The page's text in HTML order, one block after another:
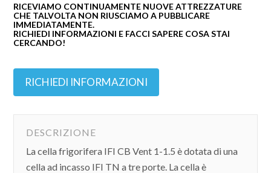
RICEVIAMO CONTINUAMENTE NUOVE ATTREZZATURE
CHE TALVOLTA NON RIUSCIAMO A PUBBLICARE
IMMEDIATAMENTE.
RICHIEDI INFORMAZIONI E FACCI SAPERE COSA STAI
CERCANDO!
RICHIEDI INFORMAZIONI
DESCRIZIONE
La cella frigorifera IFI CB Vent 1-1.5 è dotata di una
cella ad incasso IFI TN a tre porte. La cella è